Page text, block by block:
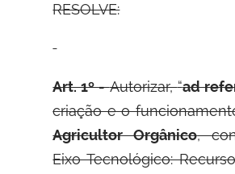
RESOLVE:
Art. 1º -Autorizar,“ad
criação e o
Agricultor Orgânico,
Eixo Tecnológico: